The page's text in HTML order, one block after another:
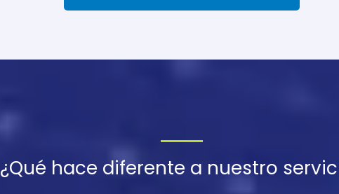
¿Qué hace diferente a nuestro